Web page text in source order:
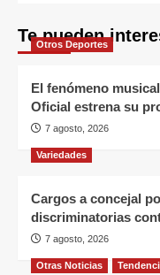
Te pueden
Otros Deportes
El fenómeno
Oficial estrena su
7 agosto, 2026
Variedades
Cargos a concejal
discriminatorias
7 agosto, 2026
Otras Noticias